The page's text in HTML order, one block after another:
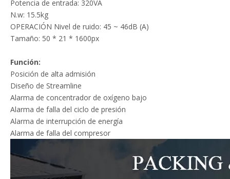
Potencia de entrada: 320VA
N.w: 15.5kg
OPERACIÓN Nivel de ruido: 45 ~ 46dB (A)
Tamaño: 50 * 21 * 1600px
Función:
Posición de alta admisión
Diseño de Streamline
Alarma de concentrador de oxígeno bajo
Alarma de falla del ciclo de presión
Alarma de interrupción de energía
Alarma de falla del compresor